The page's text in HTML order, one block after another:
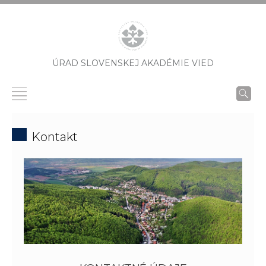
ÚRAD SLOVENSKEJ AKADÉMIE VIED
Kontakt